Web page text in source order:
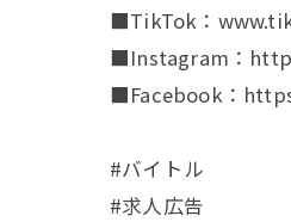
■TikTok：
■Instagram：
■Facebook：
#バイトル
#求人広告